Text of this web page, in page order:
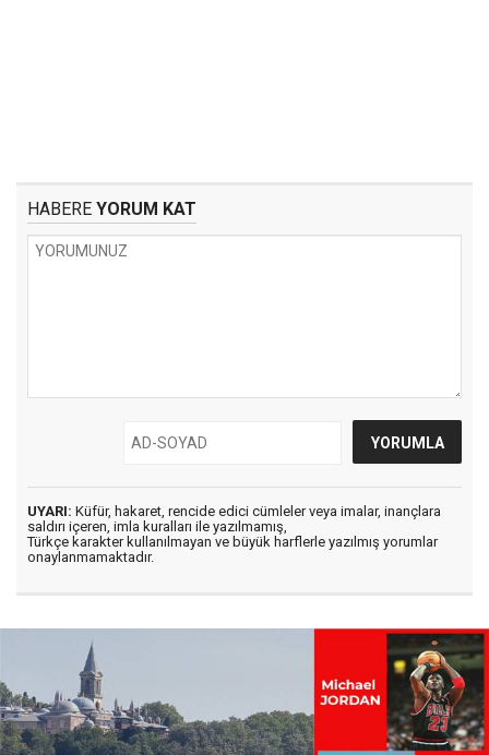
HABERE YORUM KAT
UYARI: Küfür, hakaret, rencide edici cümleler veya imalar, inançlara
saldırı içeren, imla kuralları ile yazılmamış,
Türkçe karakter kullanılmayan ve büyük harflerle yazılmış yorumlar
onaylanmamaktadır.